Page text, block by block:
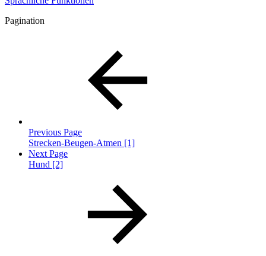
Pagination
Previous Page
Strecken-Beugen-Atmen [1]
Next Page
Hund [2]